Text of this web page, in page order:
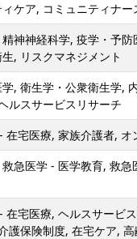
ケア, コミュニティナー
神神経科学, 疫学・予
, リスクマネジメント
, 衛生学・公衆衛生学,
ルスサービスリサーチ
在宅医療, 家族介護者, オ
急医学 - 医学教育, 救
在宅医療, ヘルスサービ
護保険制度, 在宅ケア,